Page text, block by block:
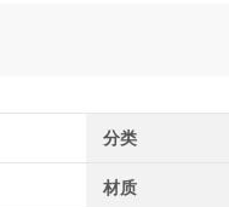
分类
材质